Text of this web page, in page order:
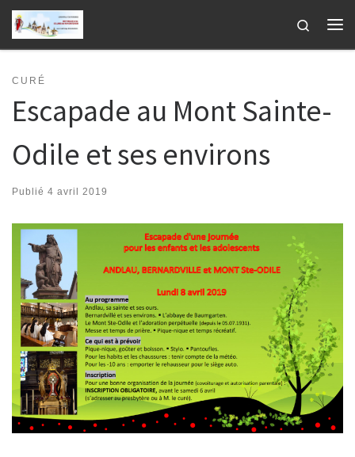
Passer au contenu
Search
CURÉ
Escapade au Mont Sainte-
Odile et ses environs
Publié 4 avril 2019